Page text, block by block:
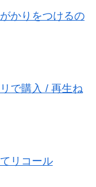
かりをつけるの
で購入 / 再生ね
リコール